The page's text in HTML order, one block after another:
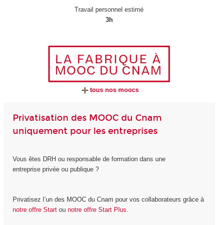
Travail personnel estimé
3h
tous nos moocs
Privatisation des MOOC du Cnam
uniquement pour les entreprises
Vous êtes DRH ou responsable de formation dans une
entreprise privée ou publique ?
Privatisez l’un des MOOC du Cnam pour vos collaborateurs grâce à
notre offre Startou notre offre Start Plus.